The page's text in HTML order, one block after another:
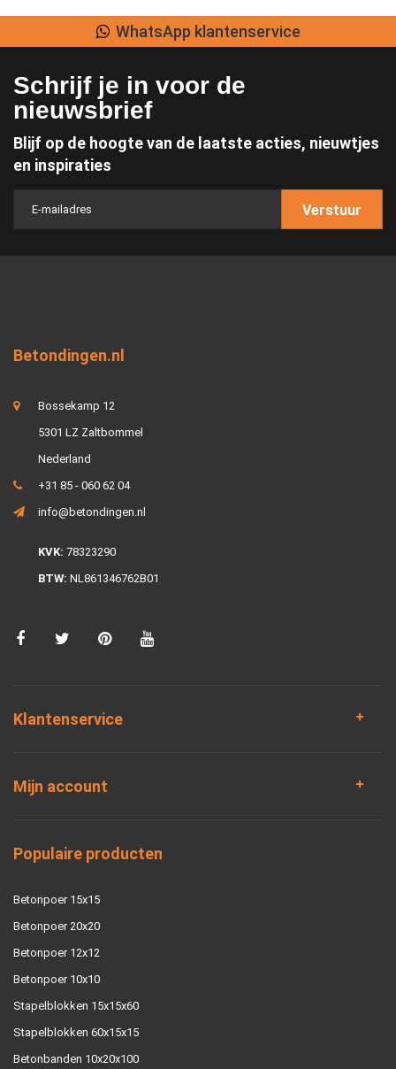
klantenservice
Schrijf je in voor de
nieuwsbrief
Blijf op de hoogte van de laatste acties, nieuwtjes
en inspiraties
Verstuur
Betondingen.nl
Bossekamp 12
5301 LZ Zaltbommel
Nederland
+31 85 - 060 62 04
info@betondingen.nl
KVK: 78323290
BTW: NL861346762B01
Klantenservice
Mijn account
Populaire producten
Betonpoer 15x15
Betonpoer 20x20
Betonpoer 12x12
Betonpoer 10x10
Stapelblokken 15x15x60
Stapelblokken 60x15x15
Betonbanden 10x20x100